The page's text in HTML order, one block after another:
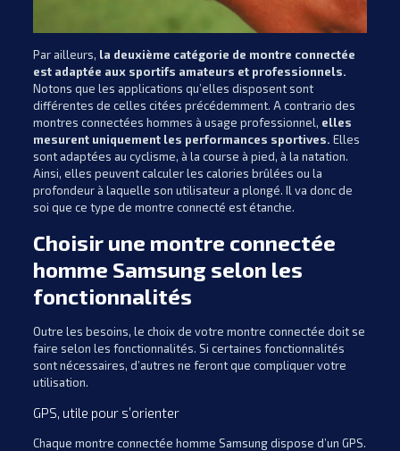
Par ailleurs, la deuxième catégorie de montre connectée
est adaptée aux sportifs amateurs et professionnels.
Notons que les applications qu’elles disposent sont
différentes de celles citées précédemment. A contrario des
montres connectées hommes à usage professionnel, elles
mesurent uniquement les performances sportives. Elles
sont adaptées au cyclisme, à la course à pied, à la natation.
Ainsi, elles peuvent calculer les calories brûlées ou la
profondeur à laquelle son utilisateur a plongé. Il va donc de
soi que ce type de montre connecté est étanche.
Choisir une montre connectée
homme Samsung selon les
fonctionnalités
Outre les besoins, le choix de votre montre connectée doit se
faire selon les fonctionnalités. Si certaines fonctionnalités
sont nécessaires, d’autres ne feront que compliquer votre
utilisation.
GPS, utile pour s’orienter
Chaque montre connectée homme Samsung dispose d’un GPS.